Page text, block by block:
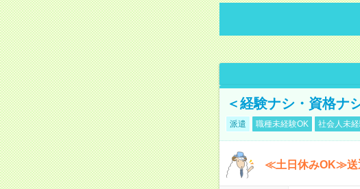
＜経験ナシ・資格ナ
派遣 職種未経験OK 社会人未
≪土日休みOK≫送